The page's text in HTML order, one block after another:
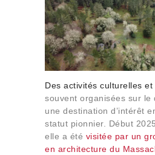
Des activités culturelles et
souvent organisées sur le
une destination d’intérêt
statut pionnier. Début
elle a été visitée par un
en architecture du